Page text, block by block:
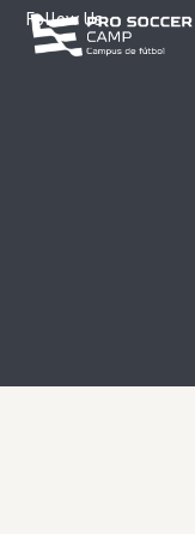
Follow Us